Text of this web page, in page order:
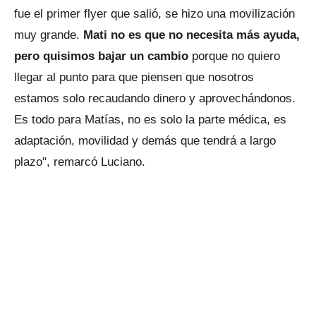
fue el primer flyer que salió, se hizo una movilización
muy grande. Mati no es que no necesita más ayuda,
pero quisimos bajar un cambio porque no quiero
llegar al punto para que piensen que nosotros
estamos solo recaudando dinero y aprovechándonos.
Es todo para Matías, no es solo la parte médica, es
adaptación, movilidad y demás que tendrá a largo
plazo", remarcó Luciano.